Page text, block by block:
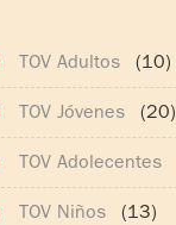
TOV Adultos (10)
TOV Adolecentes
TOV Niños (13)
TOV Jóvenes (20)